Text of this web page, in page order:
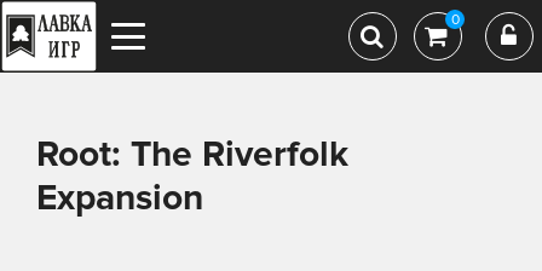
0
Root: The Riverfolk
Expansion